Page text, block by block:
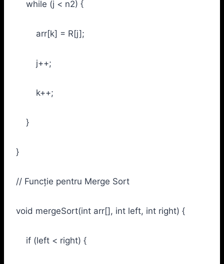
while (j < n2) {
arr[k] = R[j];
j++;
k++;
}
}
// Funcție pentru Merge Sort
void mergeSort(int arr[], int left, int right) {
if (left < right) {